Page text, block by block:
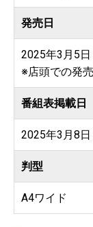
発売日
2025年3月5日
※店頭での発
番組表掲載日
2025年3月8
判型
A4ワイド